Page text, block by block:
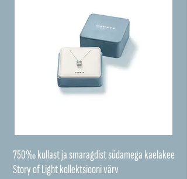
750‰ kullast ja smaragdist südamega kaelakee
Story of Light kollektsiooni värv